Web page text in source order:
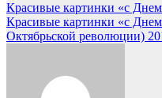
Красивые картинки «с
Красивые картинки «с
Октябрьской революции)